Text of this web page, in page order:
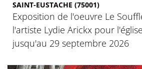
SAINT-EUSTACHE (75001)
Exposition de l'oeuvre Le
l'artiste Lydie Arickx pour
jusqu'au 29 septembre 2026